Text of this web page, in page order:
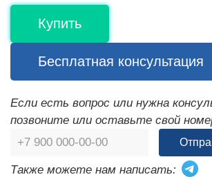
Купить
Бесплатная консультация
Если есть вопрос или нужна
позвоните или оставьте свой
Также можете нам написать: